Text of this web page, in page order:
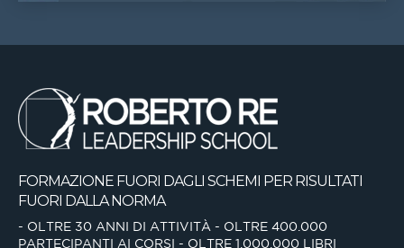
FORMAZIONE FUORI DAGLI SCHEMI PER RISULTATI
FUORI DALLA NORMA
- OLTRE 30 ANNI DI ATTIVITÀ - OLTRE 400.000
PARTECIPANTI AI CORSI - OLTRE 1.000.000 LIBRI